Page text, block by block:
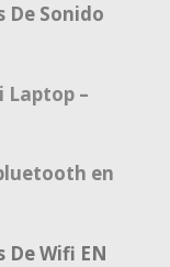
De Sonido
Laptop –
en
De Wifi EN